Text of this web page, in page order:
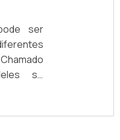
ser
se
plano
com
pelo